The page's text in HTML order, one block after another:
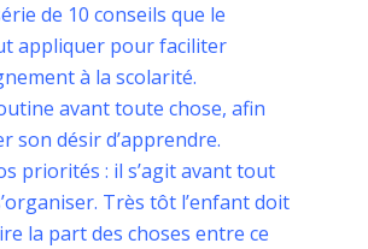
de 10 conseils que le
appliquer pour faciliter
à la scolarité.
avant toute chose, afin
son désir d’apprendre.
priorités : il s’agit avant tout
Très tôt l’enfant doit
la part des choses entre ce